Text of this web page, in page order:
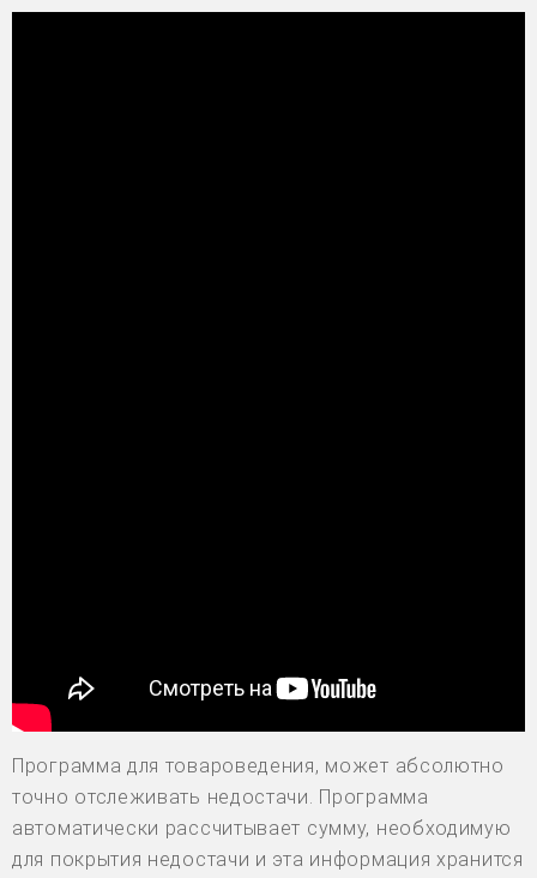
Программа для товароведения, может абсолютно
точно отслеживать недостачи. Программа
автоматически рассчитывает сумму, необходимую
для покрытия недостачи и эта информация хранится